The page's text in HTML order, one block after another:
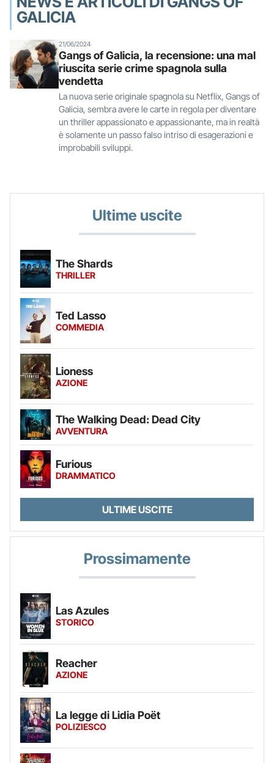
GALICIA
21/06/2024
Gangs of Galicia, la recensione: una mal
riuscita serie crime spagnola sulla
vendetta
La nuova serie originale spagnola su Netflix, Gangs of
Galicia, sembra avere le carte in regola per diventare
un thriller appassionato e appassionante, ma in realtà
è solamente un passo falso intriso di esagerazioni e
improbabili sviluppi.
Ultime uscite
The Shards
THRILLER
Ted Lasso
COMMEDIA
Lioness
AZIONE
The Walking Dead: Dead City
AVVENTURA
Furious
DRAMMATICO
ULTIME USCITE
Prossimamente
Las Azules
STORICO
Reacher
AZIONE
La legge di Lidia Poët
POLIZIESCO